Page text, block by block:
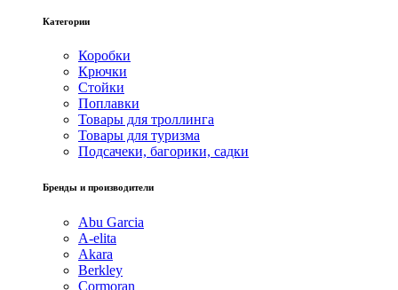
Категории
Коробки
Крючки
Стойки
Поплавки
Товары для троллинга
Товары для туризма
Подсачеки, багорики, садки
Бренды и производители
Abu Garcia
A-elita
Akara
Berkley
Cormoran